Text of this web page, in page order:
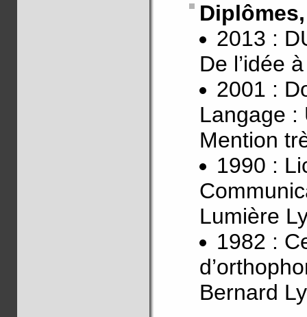
2013 :
De l’idée
2001 :
Langage :
Mention
1990 :
Lumière
1982 :
Bernard